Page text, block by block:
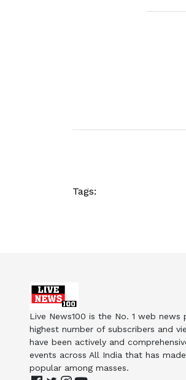
Tags:
Live News100 is the No. 1 web
highest number of subscribers and
have been actively and
events across All India that has
popular among masses.